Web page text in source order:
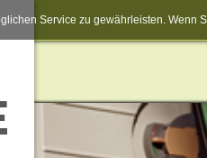
Service zu gewährleisten.